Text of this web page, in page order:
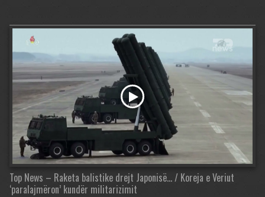
Top News – Raketa balistike drejt Japonisë… / Koreja e Veriut
‘paralajmëron’ kundër militarizimit